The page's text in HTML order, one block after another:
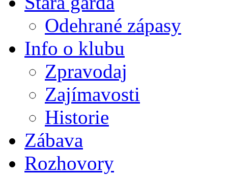
Odehrané zápasy
Info o klubu
Zpravodaj
Zajímavosti
Historie
Zábava
Rozhovory